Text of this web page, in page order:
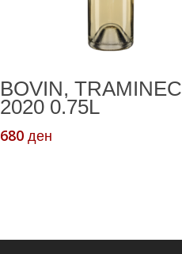
BOVIN, TRAMINEC
2020 0.75L
680ден